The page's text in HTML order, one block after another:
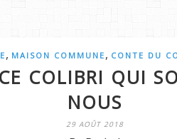
, MAISON COMMUNE , CONTE DU
COLIBRI QUI
NOUS
29 AOÛT 2018